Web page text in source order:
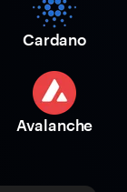
Cardano
Avalanche